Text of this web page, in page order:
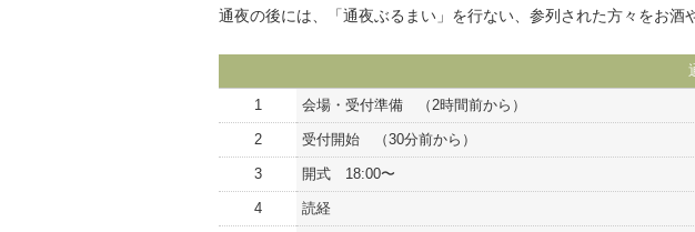
通夜の後には、「通夜ぶるまい」を行ない、参列された方々をお酒
1 会場・受付準備 （2時間前から）
2 受付開始 （30分前から）
3 開式 18:00〜
4 読経